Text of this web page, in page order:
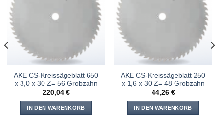
hinzufügen
AKE CS-Kreissägeblatt 650
x 3,0 x 30 Z= 56 Grobzahn
220,04 €
IN DEN WARENKORB
hinzufügen
AKE CS-Kreissägeblatt 250
x 1,6 x 30 Z= 48 Grobzahn
44,26 €
IN DEN WARENKORB